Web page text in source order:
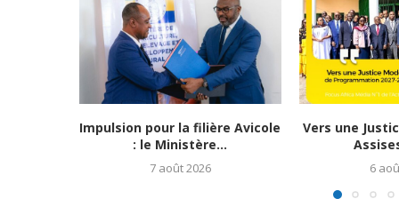
Impulsion pour la filière Avicole
: le Ministère...
7 août 2026
Vers une
6